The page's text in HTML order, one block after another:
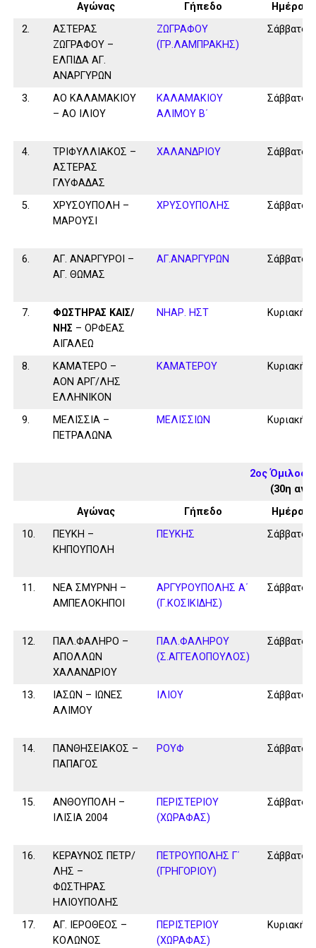
Αγώνας
Γήπεδο
Ημέρα
2.
ΑΣΤΕΡΑΣ
ΖΩΓΡΑΦΟΥ –
ΕΛΠΙΔΑ ΑΓ.
ΑΝΑΡΓΥΡΩΝ
ΖΩΓΡΑΦΟΥ
(ΓΡ.ΛΑΜΠΡΑΚΗΣ)
Σάββατο
3.
ΑΟ ΚΑΛΑΜΑΚΙΟΥ
– ΑΟ ΙΛΙΟΥ
ΚΑΛΑΜAKIOY
ΑΛΙΜΟΥ Β΄
Σάββατο
4.
ΤΡΙΦΥΛΛΙΑΚΟΣ –
ΑΣΤΕΡΑΣ
ΓΛΥΦΑΔΑΣ
ΧΑΛΑΝΔΡΙΟΥ Σάββατο
5.
ΧΡΥΣΟΥΠΟΛΗ –
ΜΑΡΟΥΣΙ
ΧΡΥΣΟΥΠΟΛΗΣ Σάββατο
6.
ΑΓ. ΑΝΑΡΓΥΡΟΙ –
ΑΓ. ΘΩΜΑΣ
ΑΓ.ΑΝΑΡΓΥΡΩΝ Σάββατο
7.
ΦΩΣΤΗΡΑΣ ΚΑΙΣ/
ΝΗΣ – ΟΡΦΕΑΣ
ΑΙΓΑΛΕΩ
ΝΗΑΡ. ΗΣΤ Κυριακή
8.
ΚΑΜΑΤΕΡΟ –
ΑΟΝ ΑΡΓ/ΛΗΣ
ΕΛΛΗΝΙΚΟΝ
ΚΑΜΑΤΕΡΟΥ Κυριακή
9.
ΜΕΛΙΣΣΙΑ –
ΠΕΤΡΑΛΩΝΑ
ΜΕΛΙΣΣΙΩΝ Κυριακή
2ος Όμιλος
(30η
Αγώνας
Γήπεδο
Ημέρα
10.
ΠΕΥΚΗ –
ΚΗΠΟΥΠΟΛΗ
ΠΕΥΚΗΣ Σάββατο
11.
ΝΕΑ ΣΜΥΡΝΗ –
ΑΜΠΕΛΟΚΗΠΟΙ
ΑΡΓΥΡΟΥΠΟΛΗΣ Α΄
(Γ.ΚΟΣΙΚΙΔΗΣ)
Σάββατο
12.
ΠΑΛ.ΦΑΛΗΡΟ –
ΑΠΟΛΛΩΝ
ΧΑΛΑΝΔΡΙΟΥ
ΠΑΛ.ΦΑΛΗΡΟΥ
(Σ.ΑΓΓΕΛΟΠΟΥΛΟΣ)
Σάββατο
13.
ΙΑΣΩΝ – ΙΩΝΕΣ
ΑΛΙΜΟΥ
ΙΛΙΟΥ Σάββατο
14.
ΠΑΝΘΗΣΕΙΑΚΟΣ –
ΠΑΠΑΓΟΣ
ΡΟΥΦ Σάββατο
15.
ΑΝΘΟΥΠΟΛΗ –
ΙΛΙΣΙΑ 2004
ΠΕΡΙΣΤΕΡΙΟΥ
(ΧΩΡΑΦΑΣ)
Σάββατο
16.
ΚΕΡΑΥΝΟΣ ΠΕΤΡ/
ΛΗΣ –
ΦΩΣΤΗΡΑΣ
ΗΛΙΟΥΠΟΛΗΣ
ΠΕΤΡΟΥΠΟΛΗΣ Γ΄
(ΓΡΗΓΟΡΙΟΥ)
Σάββατο
17.
ΑΓ. ΙΕΡΟΘΕΟΣ –
ΚΟΛΩΝΟΣ
ΠΕΡΙΣΤΕΡΙΟΥ
(ΧΩΡΑΦΑΣ)
Κυριακή